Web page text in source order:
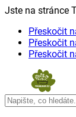
Jste na stránce
Přeskočit
Přeskočit
Přeskočit